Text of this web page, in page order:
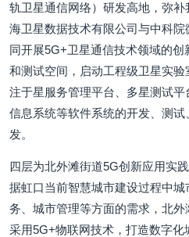
轨卫星通信网络）研发高地，弥
海卫星数据技术有限公司与中科
同开展5G+卫星通信技术领域的
和测试空间，启动工程级卫星实
注于星服务管理平台、多星测试
信息系统等软件系统的开发、测
发。
四层为北外滩街道5G创新应用实
据虹口当前智慧城市建设过程中
务、城市管理等方面的需求，北
采用5G+物联网技术，打造数字